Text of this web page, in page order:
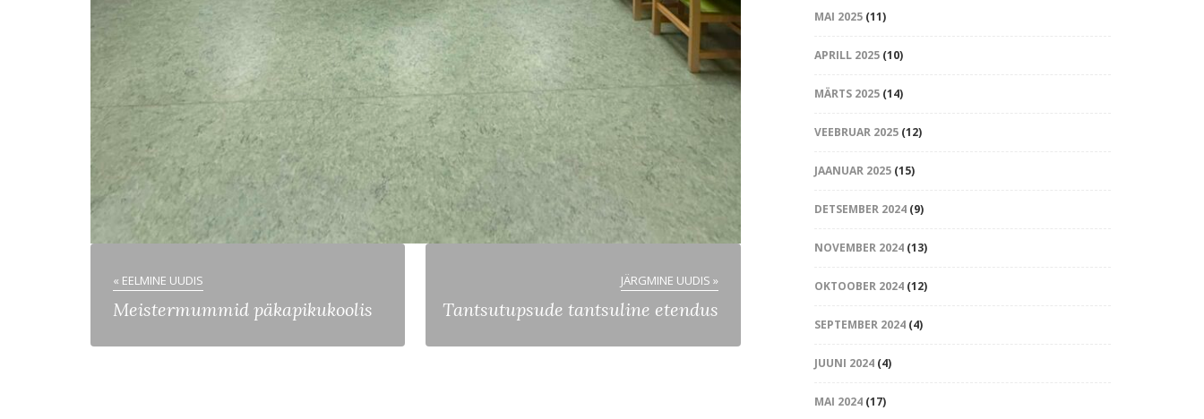
« EELMINE UUDIS
Meistermummid päkapikukoolis
JÄRGMINE UUDIS »
Tantsutupsude tantsuline etendus
MAI 2025(11)
APRILL 2025(10)
MÄRTS 2025(14)
VEEBRUAR 2025(12)
JAANUAR 2025(15)
DETSEMBER 2024(9)
NOVEMBER 2024(13)
OKTOOBER 2024(12)
SEPTEMBER 2024(4)
JUUNI 2024(4)
MAI 2024(17)